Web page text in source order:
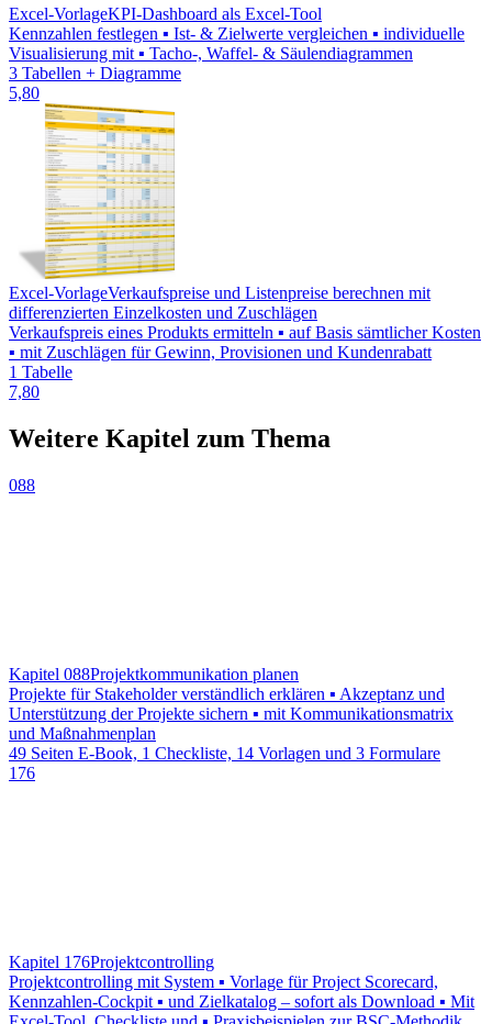
Excel-VorlageKPI-Dashboard als Excel-Tool
Kennzahlen festlegen ▪ Ist- & Zielwerte vergleichen ▪ individuelle
Visualisierung mit ▪ Tacho-, Waffel- & Säulendiagrammen
3 Tabellen + Diagramme
5,80
Excel-VorlageVerkaufspreise und Listenpreise berechnen mit
differenzierten Einzelkosten und Zuschlägen
Verkaufspreis eines Produkts ermitteln ▪ auf Basis sämtlicher Kosten
▪ mit Zuschlägen für Gewinn, Provisionen und Kundenrabatt
1 Tabelle
7,80
Weitere Kapitel zum Thema
088
Kapitel 088Projektkommunikation planen
Projekte für Stakeholder verständlich erklären ▪ Akzeptanz und
Unterstützung der Projekte sichern ▪ mit Kommunikationsmatrix
und Maßnahmenplan
49 Seiten E-Book, 1 Checkliste, 14 Vorlagen und 3 Formulare
176
Kapitel 176Projektcontrolling
Projektcontrolling mit System ▪ Vorlage für Project Scorecard,
Kennzahlen-Cockpit ▪ und Zielkatalog – sofort als Download ▪ Mit